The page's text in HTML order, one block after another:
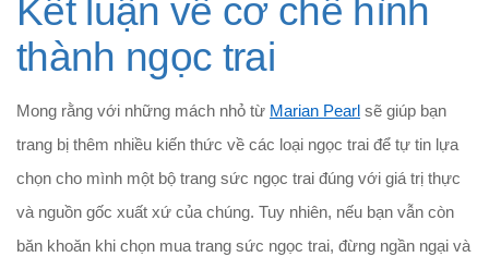
Kết luận về cơ chế hình
thành ngọc trai
Mong rằng với những mách nhỏ từ Marian Pearl sẽ giúp bạn
trang bị thêm nhiều kiến thức về các loại ngọc trai để tự tin lựa
chọn cho mình một bộ trang sức ngọc trai đúng với giá trị thực
và nguồn gốc xuất xứ của chúng. Tuy nhiên, nếu bạn vẫn còn
băn khoăn khi chọn mua trang sức ngọc trai, đừng ngần ngại và